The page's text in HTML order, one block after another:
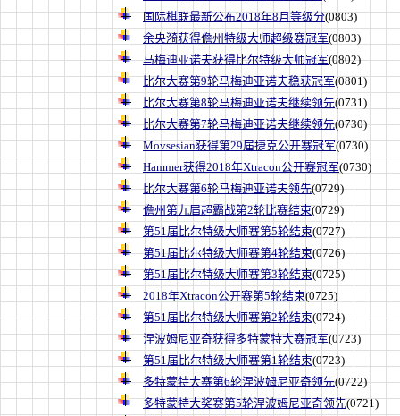
国际棋联最新公布2018年8月等级分(0803)
余央漪获得儋州特级大师超级赛冠军(0803)
马梅迪亚诺夫获得比尔特级大师冠军(0802)
比尔大赛第9轮马梅迪亚诺夫稳获冠军(0801)
比尔大赛第8轮马梅迪亚诺夫继续领先(0731)
比尔大赛第7轮马梅迪亚诺夫继续领先(0730)
Movsesian获得第29届捷克公开赛冠军(0730)
Hammer获得2018年Xtracon公开赛冠军(0730)
比尔大赛第6轮马梅迪亚诺夫领先(0729)
儋州第九届超霸战第2轮比赛结束(0729)
第51届比尔特级大师赛第5轮结束(0727)
第51届比尔特级大师赛第4轮结束(0726)
第51届比尔特级大师赛第3轮结束(0725)
2018年Xtracon公开赛第5轮结束(0725)
第51届比尔特级大师赛第2轮结束(0724)
涅波姆尼亚奇获得多特蒙特大赛冠军(0723)
第51届比尔特级大师赛第1轮结束(0723)
多特蒙特大赛第6轮涅波姆尼亚奇领先(0722)
多特蒙特大奖赛第5轮涅波姆尼亚奇领先(0721)